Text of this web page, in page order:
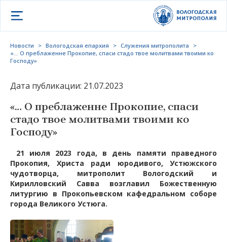
Открыть меню
Новости > Вологодская епархия > Служения митрополита
>
«… О преблаженне Прокопие, спаси стадо твое молитвами твоими ко
Господу»
Дата публикации: 21.07.2023
«… О преблаженне Прокопие, спаси
стадо твое молитвами твоими ко
Господу»
21 июля 2023 года, в день памяти праведного
Прокопия, Христа ради юродивого, Устюжского
чудотворца, митрополит Вологодский и
Кирилловский Савва возглавил Божественную
литургию в Прокопьевском кафедральном соборе
города Великого Устюга.